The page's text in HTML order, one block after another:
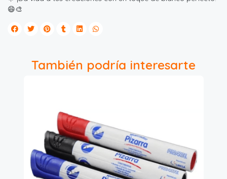
😄🎨
También podría interesarte